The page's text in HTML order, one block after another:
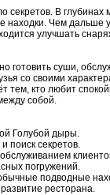
В
Чем дальше
улучшать
готовить суши,
со своими
тем, кто любит
собой.
Голубой дыры.
поиск секретов.
погружений.
подводные
ресторана.